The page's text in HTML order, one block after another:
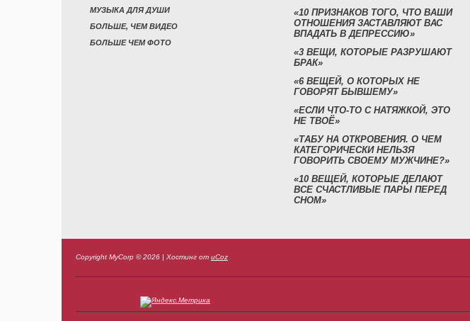
МУЗЫКА ДЛЯ ДУШИ
БОЛЬШЕ, ЧЕМ ВИДЕО
БОЛЬШЕ ЧЕМ ФОТО
«10 ПРИЗНАКОВ ТОГО, ЧТО ВАШИ
ОТНОШЕНИЯ ЗАСТАВЛЯЮТ ВАС
ВПАДАТЬ В ДЕПРЕССИЮ»
«3 ВЕЩИ, КОТОРЫЕ РАЗРУШАЮТ
БРАК»
«6 ВЕЩЕЙ, О КОТОРЫХ НЕ
ГОВОРЯТ БЫВШЕМУ»
«ЕСЛИ ЧТО-ТО С НАТЯЖКОЙ, ЭТО
НЕ ТВОЁ»
«ТАБУ НА ОТКРОВЕНИЯ. О ЧЕМ
КАТЕГОРИЧЕСКИ НЕЛЬЗЯ
ГОВОРИТЬ СВОЕМУ МУЖЧИНЕ?»
«10 ВЕЩЕЙ, КОТОРЫЕ ДЕЛАЮТ
ВСЕ СЧАСТЛИВЫЕ ПАРЫ ПЕРЕД
СНОМ»
Copyright MyCorp © 2026 | Хостинг от uCoz